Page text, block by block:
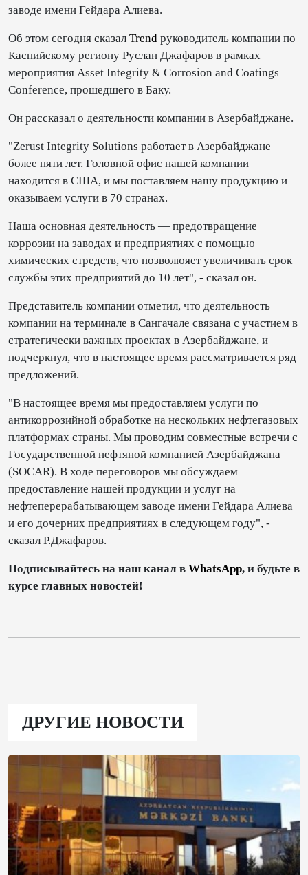
заводе имени Гейдара Алиева.
Об этом сегодня сказал Trend руководитель компании по
Каспийскому региону Руслан Джафаров в рамках
мероприятия Asset Integrity & Corrosion and Coatings
Conference, прошедшего в Баку.
Он рассказал о деятельности компании в Азербайджане.
"Zerust Integrity Solutions работает в Азербайджане
более пяти лет. Головной офис нашей компании
находится в США, и мы поставляем нашу продукцию и
оказываем услуги в 70 странах.
Наша основная деятельность — предотвращение
коррозии на заводах и предприятиях с помощью
химических стредств, что позволюяет увеличивать срок
службы этих предприятий до 10 лет", - сказал он.
Представитель компании отметил, что деятельность
компании на терминале в Сангачале связана с участием в
стратегически важных проектах в Азербайджане, и
подчеркнул, что в настоящее время рассматривается ряд
предложений.
"В настоящее время мы предоставляем услуги по
антикоррозийной обработке на нескольких нефтегазовых
платформах страны. Мы проводим совместные встречи с
Государственной нефтяной компанией Азербайджана
(SOCAR). В ходе переговоров мы обсуждаем
предоставление нашей продукции и услуг на
нефтеперерабатывающем заводе имени Гейдара Алиева
и его дочерних предприятиях в следующем году", -
сказал Р.Джафаров.
Подписывайтесь на наш канал в WhatsApp, и будьте в
курсе главных новостей!
ДРУГИЕ НОВОСТИ